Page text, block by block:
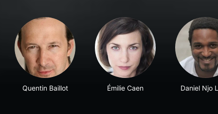
Quentin Baillot Émilie Caen Daniel Njo